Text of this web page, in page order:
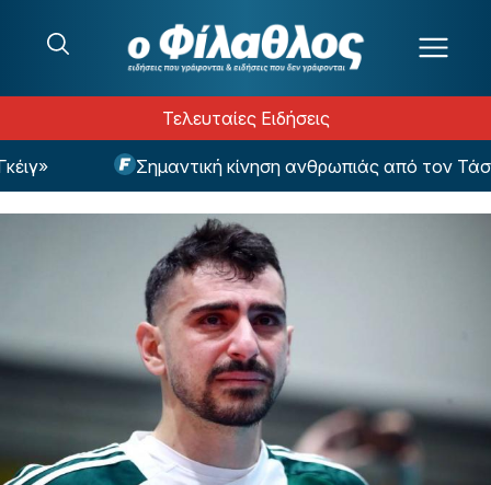
Τελευταίες Ειδήσεις
Σημαντική κίνηση ανθρωπιάς από τον Τάσο